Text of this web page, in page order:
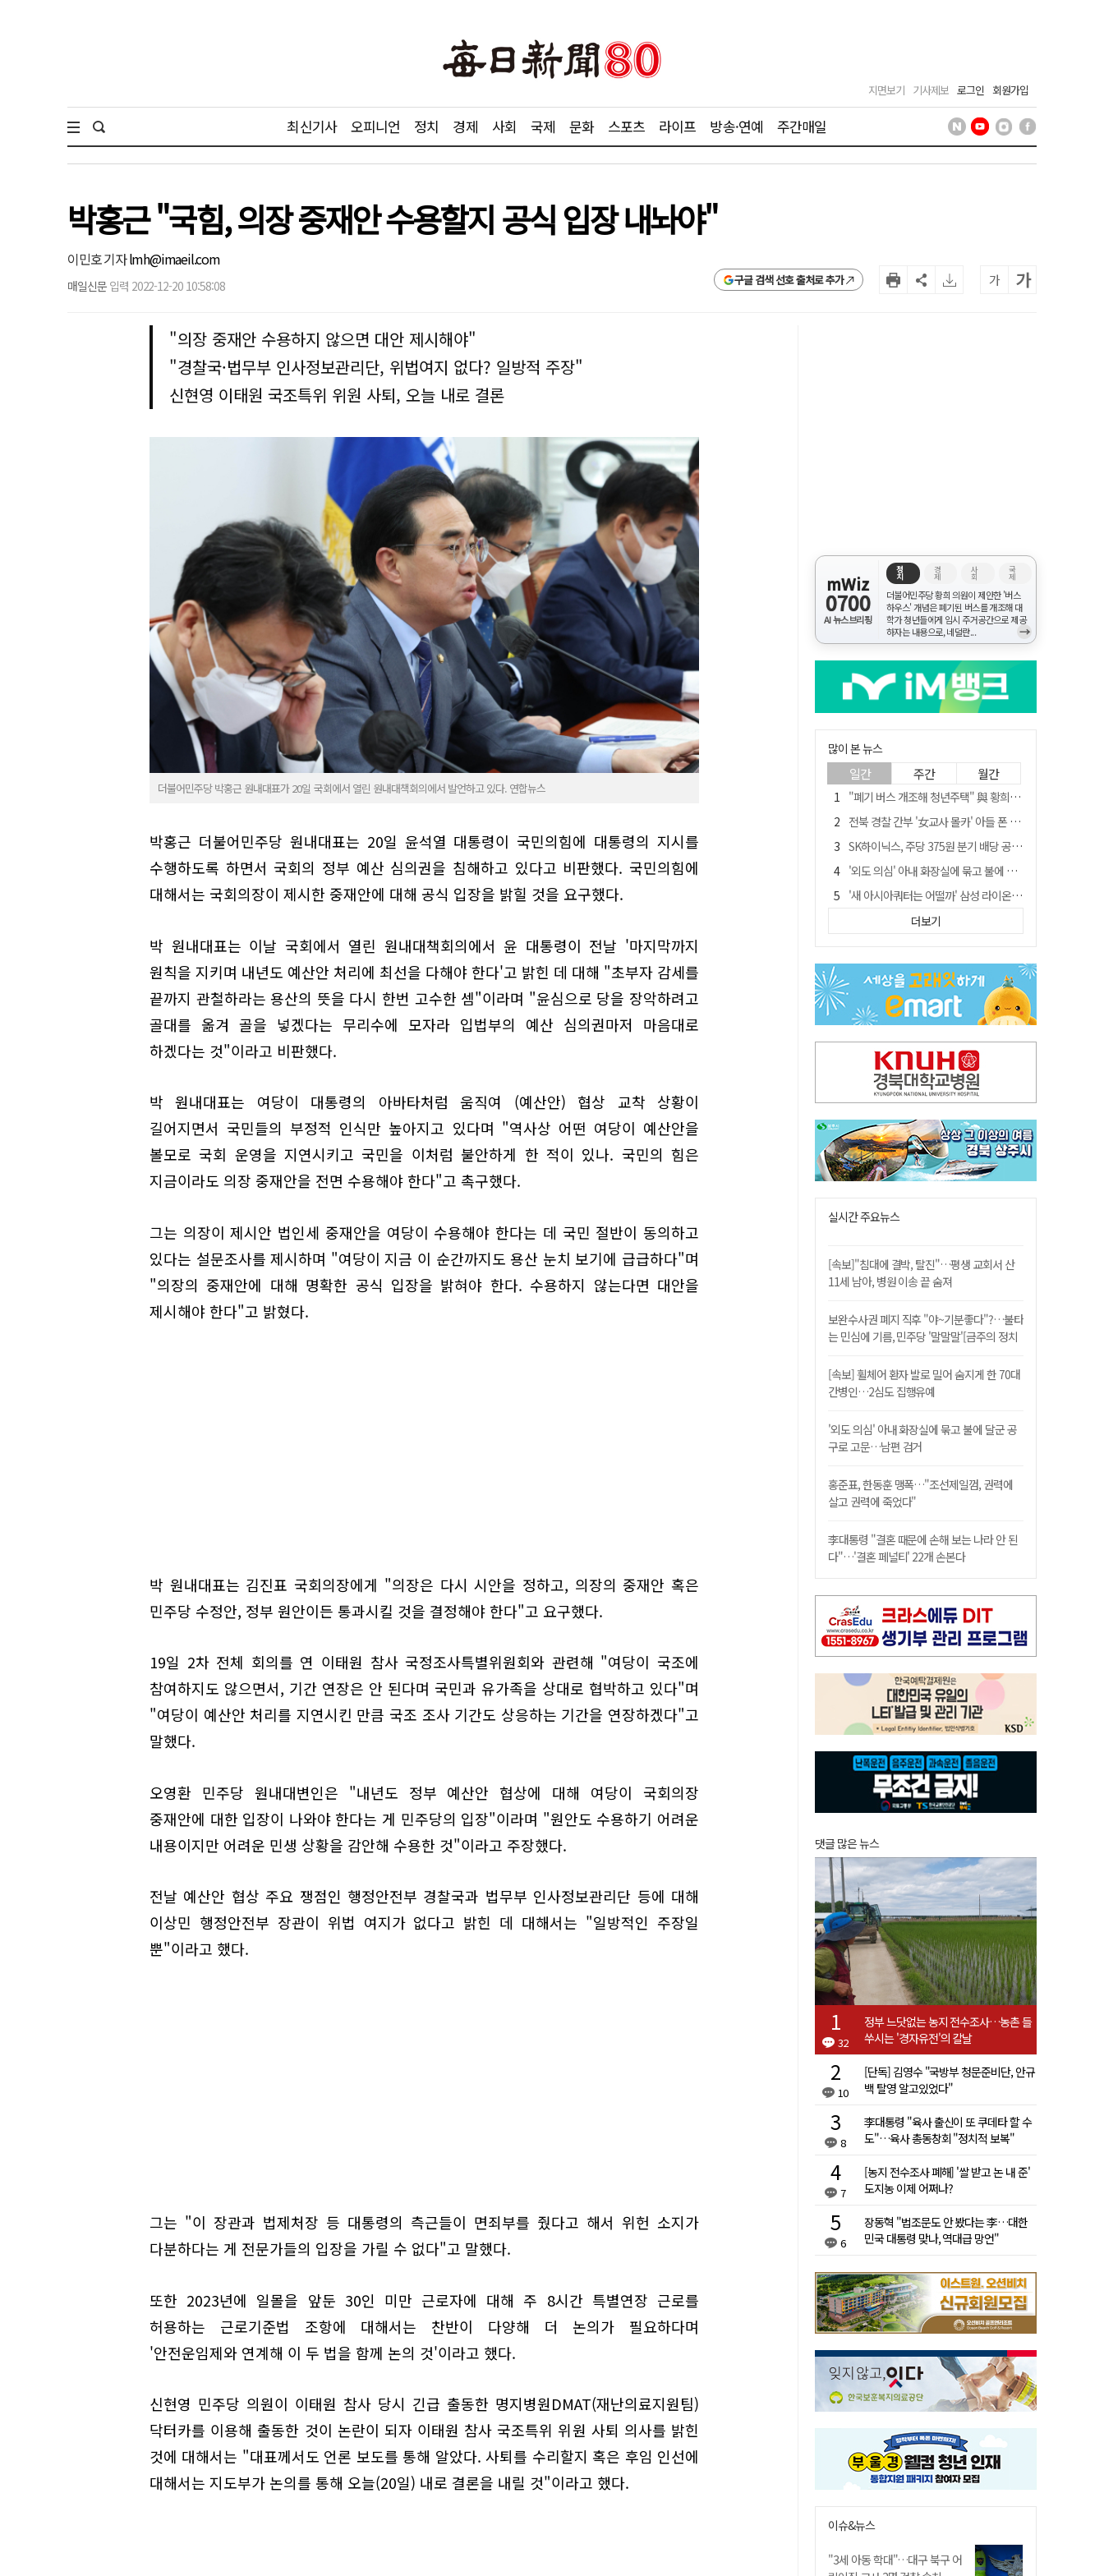
지면보기 기사제보 로그인 회원가입
최신기사 오피니언 정치 경제 사회 국제 문화 스포츠 라이프 방송·연예 주간매일
박홍근 "국힘, 의장 중재안 수용할지 공식 입장 내놔야"
이민호 기자lmh@imaeil.com
매일신문 입력 2022-12-20 10:58:08 구글 검색 선호 출처로 추가 가 가
"의장 중재안 수용하지 않으면 대안 제시해야"
"경찰국·법무부 인사정보관리단, 위법여지 없다? 일방적 주장"
신현영 이태원 국조특위 위원 사퇴, 오늘 내로 결론
더불어민주당 박홍근 원내대표가 20일 국회에서 열린 원내대책회의에서 발언하고 있다. 연합뉴스
박홍근 더불어민주당 원내대표는 20일 윤석열 대통령이 국민의힘에 대통령의 지시를
수행하도록 하면서 국회의 정부 예산 심의권을 침해하고 있다고 비판했다. 국민의힘에
대해서는 국회의장이 제시한 중재안에 대해 공식 입장을 밝힐 것을 요구했다.
박 원내대표는 이날 국회에서 열린 원내대책회의에서 윤 대통령이 전날 '마지막까지
원칙을 지키며 내년도 예산안 처리에 최선을 다해야 한다'고 밝힌 데 대해 "초부자 감세를
끝까지 관철하라는 용산의 뜻을 다시 한번 고수한 셈"이라며 "윤심으로 당을 장악하려고
골대를 옮겨 골을 넣겠다는 무리수에 모자라 입법부의 예산 심의권마저 마음대로
하겠다는 것"이라고 비판했다.
박 원내대표는 여당이 대통령의 아바타처럼 움직여 (예산안) 협상 교착 상황이
길어지면서 국민들의 부정적 인식만 높아지고 있다며 "역사상 어떤 여당이 예산안을
볼모로 국회 운영을 지연시키고 국민을 이처럼 불안하게 한 적이 있나. 국민의 힘은
지금이라도 의장 중재안을 전면 수용해야 한다"고 촉구했다.
그는 의장이 제시안 법인세 중재안을 여당이 수용해야 한다는 데 국민 절반이 동의하고
있다는 설문조사를 제시하며 "여당이 지금 이 순간까지도 용산 눈치 보기에 급급하다"며
"의장의 중재안에 대해 명확한 공식 입장을 밝혀야 한다. 수용하지 않는다면 대안을
제시해야 한다"고 밝혔다.
박 원내대표는 김진표 국회의장에게 "의장은 다시 시안을 정하고, 의장의 중재안 혹은
민주당 수정안, 정부 원안이든 통과시킬 것을 결정해야 한다"고 요구했다.
19일 2차 전체 회의를 연 이태원 참사 국정조사특별위원회와 관련해 "여당이 국조에
참여하지도 않으면서, 기간 연장은 안 된다며 국민과 유가족을 상대로 협박하고 있다"며
"여당이 예산안 처리를 지연시킨 만큼 국조 조사 기간도 상응하는 기간을 연장하겠다"고
말했다.
오영환 민주당 원내대변인은 "내년도 정부 예산안 협상에 대해 여당이 국회의장
중재안에 대한 입장이 나와야 한다는 게 민주당의 입장"이라며 "원안도 수용하기 어려운
내용이지만 어려운 민생 상황을 감안해 수용한 것"이라고 주장했다.
전날 예산안 협상 주요 쟁점인 행정안전부 경찰국과 법무부 인사정보관리단 등에 대해
이상민 행정안전부 장관이 위법 여지가 없다고 밝힌 데 대해서는 "일방적인 주장일
뿐"이라고 했다.
그는 "이 장관과 법제처장 등 대통령의 측근들이 면죄부를 줬다고 해서 위헌 소지가
다분하다는 게 전문가들의 입장을 가릴 수 없다"고 말했다.
또한 2023년에 일몰을 앞둔 30인 미만 근로자에 대해 주 8시간 특별연장 근로를
허용하는 근로기준법 조항에 대해서는 찬반이 다양해 더 논의가 필요하다며
'안전운임제와 연계해 이 두 법을 함께 논의 것'이라고 했다.
신현영 민주당 의원이 이태원 참사 당시 긴급 출동한 명지병원DMAT(재난의료지원팀)
닥터카를 이용해 출동한 것이 논란이 되자 이태원 참사 국조특위 위원 사퇴 의사를 밝힌
것에 대해서는 "대표께서도 언론 보도를 통해 알았다. 사퇴를 수리할지 혹은 후임 인선에
대해서는 지도부가 논의를 통해 오늘(20일) 내로 결론을 내릴 것"이라고 했다.
mWiz
0700
AI 뉴스브리핑
정
치
경
제
사
회
국
제
더불어민주당 황희 의원이 제안한 '버스
하우스' 개념은 폐기된 버스를 개조해 대
학가 청년들에게 임시 주거공간으로 제공
하자는 내용으로, 네덜란...
→
많이 본 뉴스
일간 주간 월간
"폐기 버스 개조해 청년주택" 與 황희…'딸 학비는 年 4200만원'
전북 경찰 간부 '女교사 몰카' 아들 폰 부수고…"처벌 못하는 사안" 내부망에 글
SK하이닉스, 주당 375원 분기 배당 공시…"3분기 중 주주환원 방안 확정"
'외도 의심' 아내 화장실에 묶고 불에 달군 공구로 고문…남편 검거
'새 아시아쿼터는 어떨까' 삼성 라이온즈, 새 얼굴 투수 미야모리 영입
박권현 청도군수, '햇빛 연금 사업' 공약 시동걸어
봉화서 주택 에어컨 실외기에서 시작된 불… 주택 화재로 번져
[시사뒷담] MOU의 함정, 협약식이 투자 확정은 아니긴 해
경찰, 9월 초부터 상피제 전격 실시…가족 사건 수사 못해
더보기
실시간 주요뉴스
[속보]"침대에 결박, 탈진"…평생 교회서 산
11세 남아, 병원 이송 끝 숨져
보완수사권 폐지 직후 "야~기분좋다"?…불타
는 민심에 기름, 민주당 '말말말'[금주의 정치
[속보] 휠체어 환자 발로 밀어 숨지게 한 70대
간병인…2심도 집행유예
'외도 의심' 아내 화장실에 묶고 불에 달군 공
구로 고문…남편 검거
홍준표, 한동훈 맹폭…"조선제일껌, 권력에
살고 권력에 죽었다"
李대통령 "결혼 때문에 손해 보는 나라 안 된
다"…'결혼 페널티' 22개 손본다
댓글 많은 뉴스
32
정부 느닷없는 농지 전수조사…농촌 들
쑤시는 '경자유전'의 칼날
10
[단독] 김영수 "국방부 청문준비단, 안규
백 탈영 알고있었다"
8
李대통령 "육사 출신이 또 쿠데타 할 수
도"…육사 총동창회 "정치적 보복"
7
[농지 전수조사 폐해] '쌀 받고 논 내 준'
도지농 이제 어쩌나?
6
장동혁 "법조문도 안 봤다는 李…대한
민국 대통령 맞나, 역대급 망언"
이슈&뉴스
"3세 아동 학대"…대구 북구 어